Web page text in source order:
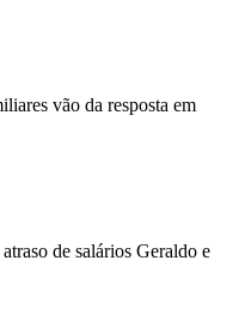
vão da resposta em
de salários Geraldo e